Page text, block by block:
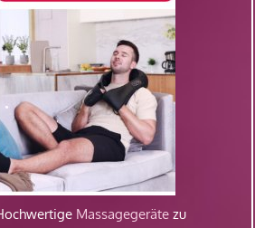
Massagegeräte zu